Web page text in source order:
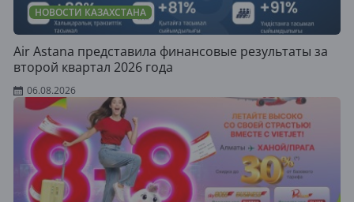
НОВОСТИ КАЗАХСТАНА
Air Astana представила финансовые результаты за
второй квартал 2026 года
06.08.2026